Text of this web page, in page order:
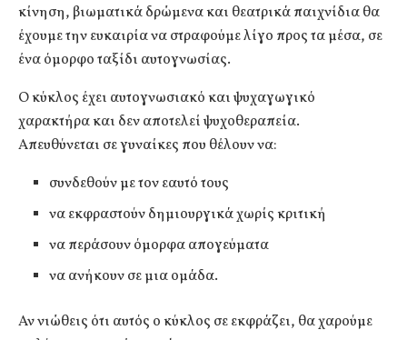
κίνηση, βιωματικά δρώμενα και θεατρικά παιχνίδια θα
έχουμε την ευκαιρία να στραφούμε λίγο προς τα μέσα, σε
ένα όμορφο ταξίδι αυτογνωσίας.
Ο κύκλος έχει αυτογνωσιακό και ψυχαγωγικό
χαρακτήρα και δεν αποτελεί ψυχοθεραπεία.
Απευθύνεται σε γυναίκες που θέλουν να:
συνδεθούν με τον εαυτό τους
να εκφραστούν δημιουργικά χωρίς κριτική
να περάσουν όμορφα απογεύματα
να ανήκουν σε μια ομάδα.
Αν νιώθεις ότι αυτός ο κύκλος σε εκφράζει, θα χαρούμε